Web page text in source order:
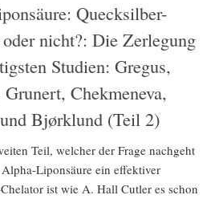
Quecksilber-
nicht?: Die Zerlegung
Studien: Gregus,
Chekmeneva,
Bjørklund (Teil 2)
Teil, welcher der Frage nachgeht
Liponsäure ein effektiver
ist wie A. Hall Cutler es schon